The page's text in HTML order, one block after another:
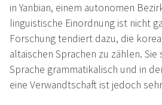
in Yanbian, einem autonomen
linguistische Einordnung ist nicht
Forschung tendiert dazu, die
altaischen Sprachen zu zählen.
Sprache grammatikalisch und in
eine Verwandtschaft ist jedoch